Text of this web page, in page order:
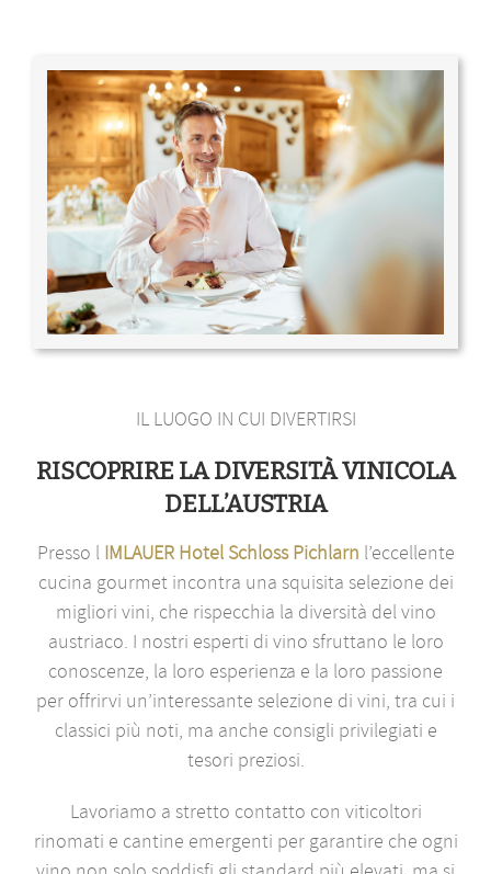
IL LUOGO IN CUI DIVERTIRSI
RISCOPRIRE LA DIVERSITÀ VINICOLA
DELL’AUSTRIA
Presso l IMLAUER Hotel Schloss Pichlarn l’eccellente
cucina gourmet incontra una squisita selezione dei
migliori vini, che rispecchia la diversità del vino
austriaco. I nostri esperti di vino sfruttano le loro
conoscenze, la loro esperienza e la loro passione
per offrirvi un’interessante selezione di vini, tra cui i
classici più noti, ma anche consigli privilegiati e
tesori preziosi.
Lavoriamo a stretto contatto con viticoltori
rinomati e cantine emergenti per garantire che ogni